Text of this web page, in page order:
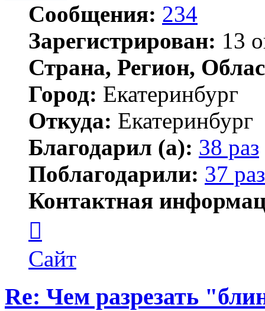
Сообщения: 234
Зарегистрирован: 13
Страна, Регион,
Город: Екатеринбург
Откуда: Екатеринбург
Благодарил (а): 38 раз
Поблагодарили: 37 раз
Контактная
пользователя
marata
Сайт
Re: Чем разрезать